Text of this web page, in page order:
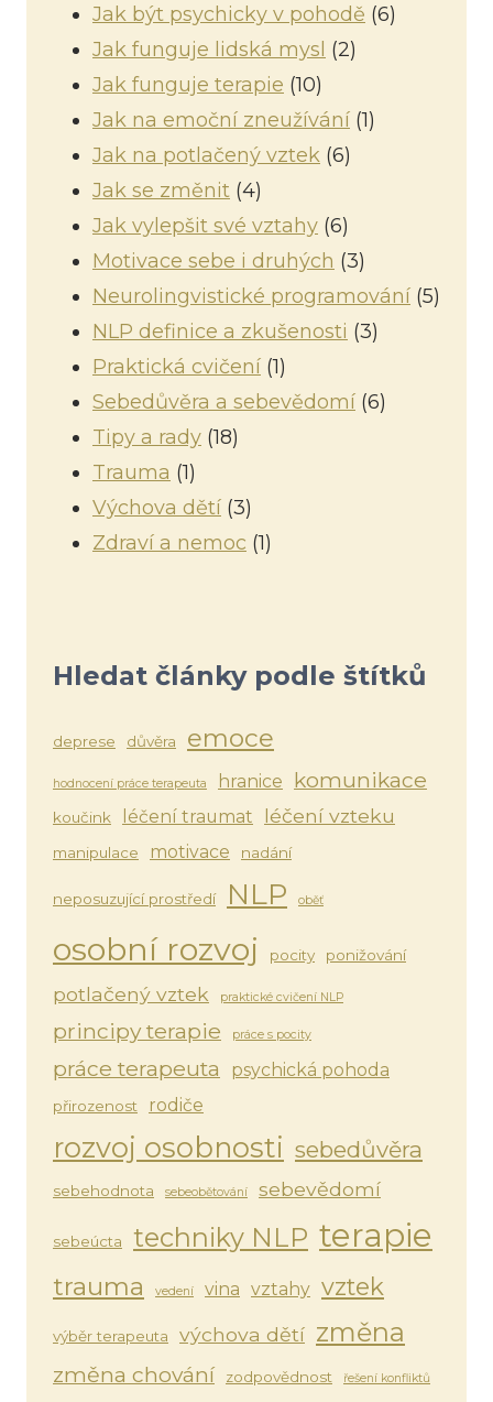
Jak být psychicky v pohodě (6)
Jak funguje lidská mysl (2)
Jak funguje terapie (10)
Jak na emoční zneužívání (1)
Jak na potlačený vztek (6)
Jak se změnit (4)
Jak vylepšit své vztahy (6)
Motivace sebe i druhých (3)
Neurolingvistické programování (5)
NLP definice a zkušenosti (3)
Praktická cvičení (1)
Sebedůvěra a sebevědomí (6)
Tipy a rady (18)
Trauma (1)
Výchova dětí (3)
Zdraví a nemoc (1)
Hledat články podle štítků
deprese důvěra emoce
hodnocení práce terapeuta hranice komunikace
koučink léčení traumat léčení vzteku
manipulace motivace nadání
neposuzující prostředí NLP oběť
osobní rozvoj pocity ponižování
potlačený vztek praktické cvičení NLP
principy terapie práce s pocity
práce terapeuta psychická pohoda
přirozenost rodiče
rozvoj osobnosti sebedůvěra
sebehodnota sebeobětování sebevědomí
sebeúcta techniky NLP terapie
trauma vedení vina vztahy vztek
výběr terapeuta výchova dětí změna
změna chování zodpovědnost řešení konfliktů